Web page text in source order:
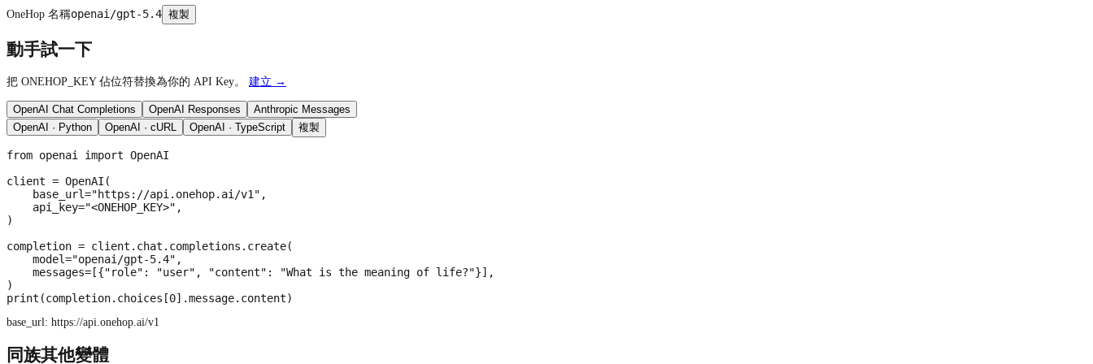
OneHop 名稱openai/gpt-5.4 複製
動手試一下
把 ONEHOP_KEY 佔位符替換為你的 API Key。 建立 →
OpenAI Chat Completions OpenAI Responses
Anthropic Messages
OpenAI · Python
OpenAI · cURL OpenAI · TypeScript 複製
from openai import OpenAI
client = OpenAI(
    base_url="https://api.onehop.ai/v1",
    api_key="<ONEHOP_KEY>",
)
completion = client.chat.completions.create(
    model="openai/gpt-5.4",
    messages=[{"role": "user", "content": "What is the meaning of life?"}],
)
print(completion.choices[0].message.content)
base_url: https://api.onehop.ai/v1
同族其他變體